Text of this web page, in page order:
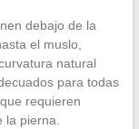
debajo de la
el muslo,
natural
para todas
requieren
la pierna.